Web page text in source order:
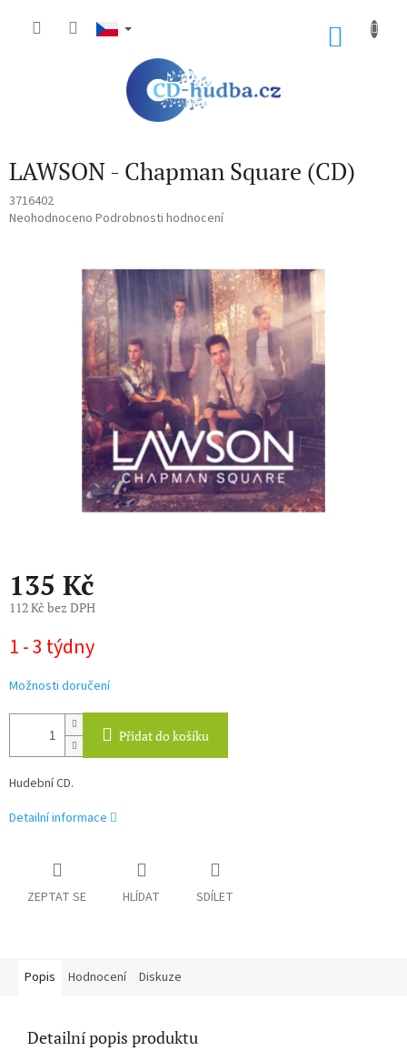
LAWSON - Chapman Square (CD)
3716402
Průměrné
Neohodnoceno Podrobnosti hodnocení
135 Kč
112 Kč bez DPH
cena:
1 - 3 týdny
Možnosti doručení
Přidat do košíku
Hudební CD.
Detailní informace
ZEPTAT SE HLÍDAT SDÍLET
Popis Hodnocení Diskuze
Detailní popis produktu